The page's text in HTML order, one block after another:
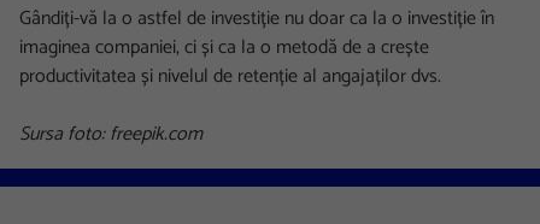
Gândiți-vă la o astfel de investiție nu doar ca la o investiție în
imaginea companiei, ci și ca la o metodă de a crește
productivitatea și nivelul de retenție al angajaților dvs.
Sursa foto: freepik.com